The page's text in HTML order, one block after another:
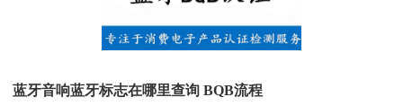
蓝牙音响蓝牙标志在哪里查询 BQB流程